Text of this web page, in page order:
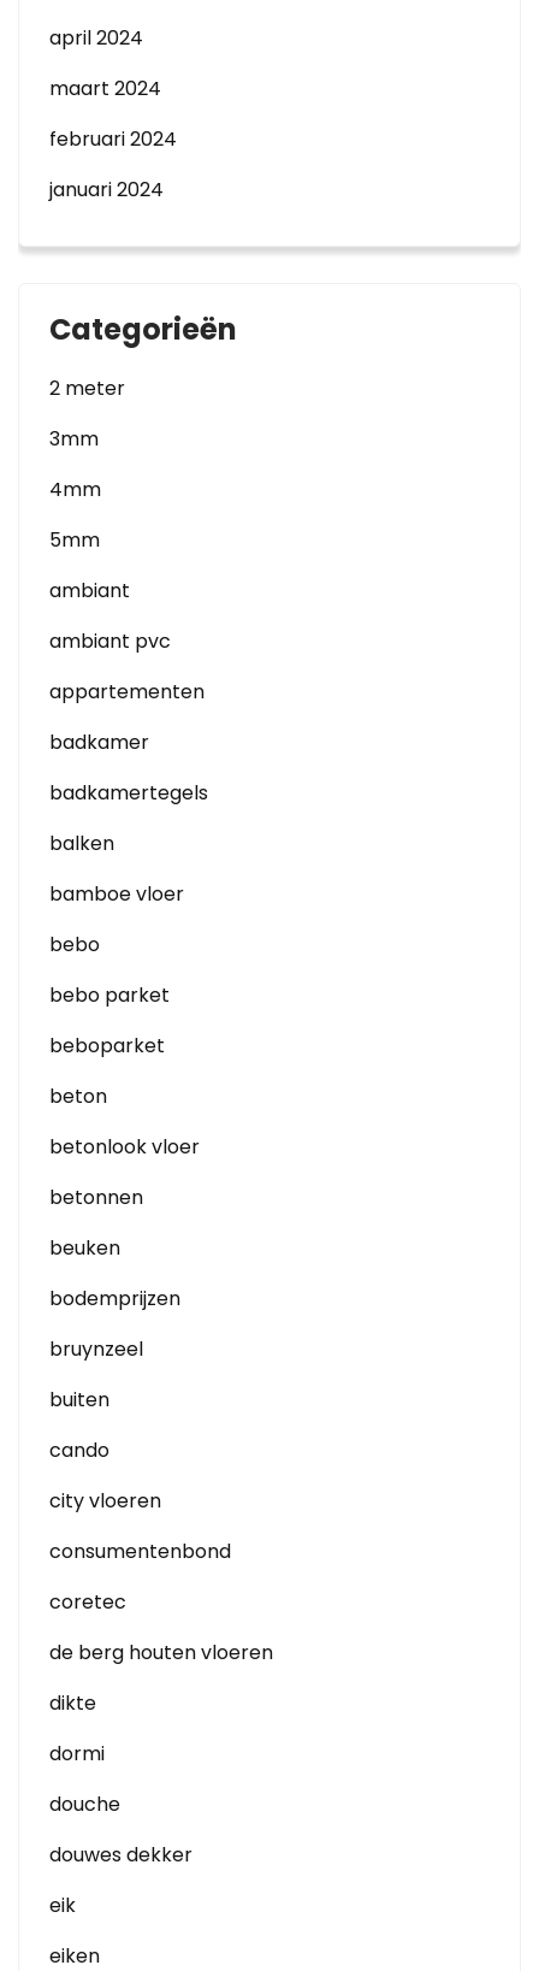
april 2024
maart 2024
februari 2024
januari 2024
Categorieën
2 meter
3mm
4mm
5mm
ambiant
ambiant pvc
appartementen
badkamer
badkamertegels
balken
bamboe vloer
bebo
bebo parket
beboparket
beton
betonlook vloer
betonnen
beuken
bodemprijzen
bruynzeel
buiten
cando
city vloeren
consumentenbond
coretec
de berg houten vloeren
dikte
dormi
douche
douwes dekker
eik
eiken